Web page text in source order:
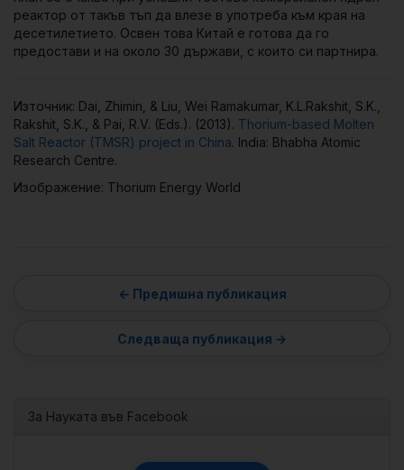
реактор от такъв тъп да влезе в употреба към края на
десетилетието. Освен това Китай е готова да го
предостави и на около 30 държави, с които си партнира.
Източник: Dai, Zhimin, & Liu, Wei Ramakumar, K.L.Rakshit, S.K.,
Rakshit, S.K., & Pai, R.V. (Eds.). (2013). Thorium-based Molten
Salt Reactor (TMSR) project in China. India: Bhabha Atomic
Research Centre.
Изображение: Thorium Energy World
За Науката във Facebook